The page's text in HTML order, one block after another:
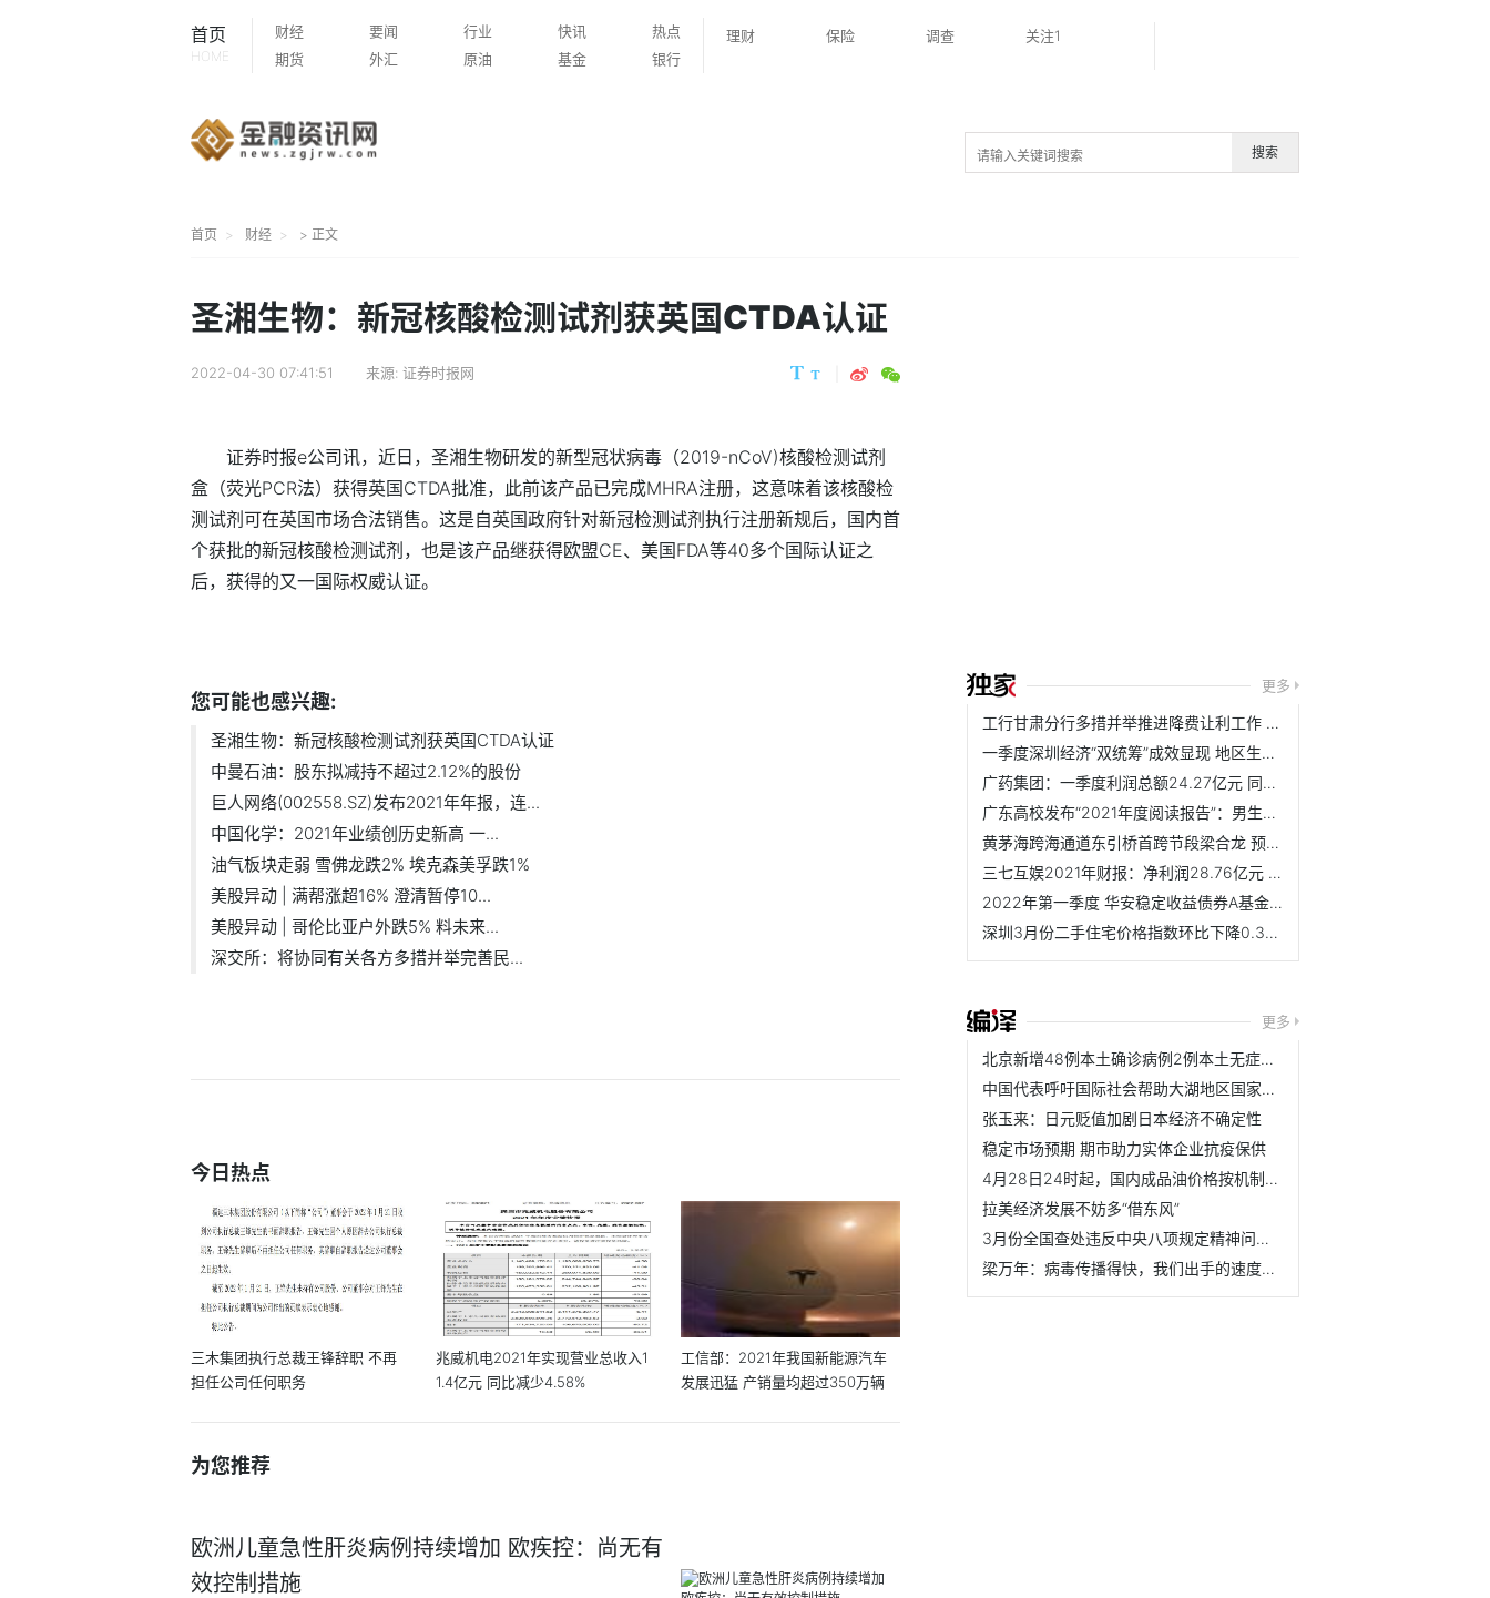
首页
HOME
财经 要闻 行业 快讯
热点
期货
外汇 原油 基金 银行
理财 保险 调查 关注1
搜索
首页 财经 > 正文
圣湘生物：新冠核酸检测试剂获英国CTDA认证
2022-04-30 07:41:51 来源: 证券时报网
证券时报e公司讯，近日，圣湘生物研发的新型冠状病毒（2019-nCoV)核酸检测试剂
盒（荧光PCR法）获得英国CTDA批准，此前该产品已完成MHRA注册，这意味着该核酸检
测试剂可在英国市场合法销售。这是自英国政府针对新冠检测试剂执行注册新规后，国内首
个获批的新冠核酸检测试剂，也是该产品继获得欧盟CE、美国FDA等40多个国际认证之
后，获得的又一国际权威认证。
您可能也感兴趣:
圣湘生物：新冠核酸检测试剂获英国CTDA认证
中曼石油：股东拟减持不超过2.12%的股份
巨人网络(002558.SZ)发布2021年年报，连...
中国化学：2021年业绩创历史新高 一...
油气板块走弱 雪佛龙跌2% 埃克森美孚跌1%
美股异动 | 满帮涨超16% 澄清暂停10...
美股异动 | 哥伦比亚户外跌5% 料未来...
深交所：将协同有关各方多措并举完善民...
今日热点
三木集团执行总裁王锋辞职 不再
担任公司任何职务
兆威机电2021年实现营业总收入1
1.4亿元 同比减少4.58%
工信部：2021年我国新能源汽车
发展迅猛 产销量均超过350万辆
为您推荐
欧洲儿童急性肝炎病例持续增加 欧疾控：尚无有
效控制措施
更多
工行甘肃分行多措并举推进降费让利工作 支付降费见实效助力...
一季度深圳经济“双统筹”成效显现 地区生产总值为7064.61亿元
广药集团：一季度利润总额24.27亿元 同比增长10.06%
广东高校发布“2021年度阅读报告”：男生女生谁更爱“泡馆”
黄茅海跨海通道东引桥首跨节段梁合龙 预计2024年建成通车
三七互娱2021年财报：净利润28.76亿元 海外业务创新高
2022年第一季度 华安稳定收益债券A基金行业配置详情一览
深圳3月份二手住宅价格指数环比下降0.3% 环比连续11个月处于...
更多
北京新增48例本土确诊病例2例本土无症状感染者
中国代表呼吁国际社会帮助大湖地区国家应对挑战
张玉来：日元贬值加剧日本经济不确定性
稳定市场预期 期市助力实体企业抗疫保供
4月28日24时起，国内成品油价格按机制上调
拉美经济发展不妨多“借东风”
3月份全国查处违反中央八项规定精神问题6210起
梁万年：病毒传播得快，我们出手的速度更快！